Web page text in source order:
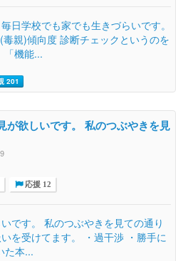
日学校でも家でも生きづらいです。
親)傾向度 診断チェックというのを
「機能...
201
が欲しいです。 私のつぶやきを見
応援 12
です。 私のつぶやきを見ての通り
を受けてます。 ・過干渉 ・勝手に
た本...